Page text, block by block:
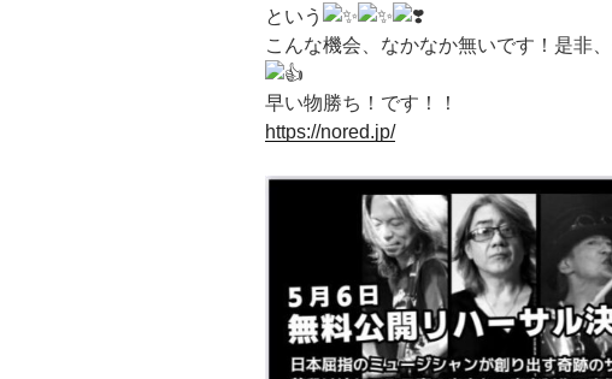
という
こんな機会、なかなか無いです！是非
早い物勝ち！です！！
https://nored.jp/